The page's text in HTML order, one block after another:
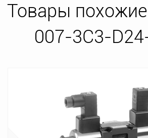
Товары
007-3C3-